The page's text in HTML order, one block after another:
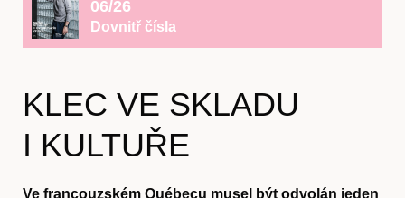
06/26
Dovnitř čísla
KLEC VE SKLADU
I KULTUŘE
Ve francouzském Québecu musel být odvolán jeden